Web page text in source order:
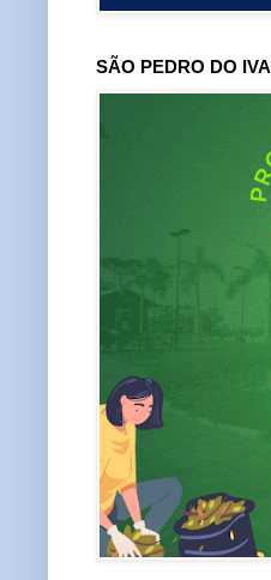
SÃO PEDRO DO IVAÍ